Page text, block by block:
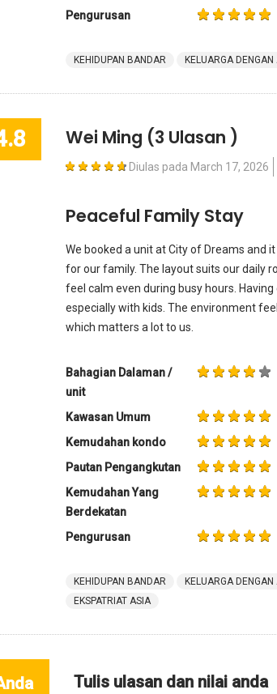
Pengurusan
KEHIDUPAN BANDAR KELUARGA DENGAN
Wei Ming (3 Ulasan )
Diulas pada March 17, 2026
Peaceful Family Stay
We booked a unit at City of Dreams and
for our family. The layout suits our daily
feel calm even during busy hours.
especially with kids. The environment
which matters a lot to us.
Bahagian Dalaman /
unit
Kawasan Umum
Kemudahan kondo
Pautan Pengangkutan
Kemudahan Yang
Berdekatan
Pengurusan
KEHIDUPAN BANDAR KELUARGA DENGAN
EKSPATRIAT ASIA
Tulis ulasan dan nilai anda